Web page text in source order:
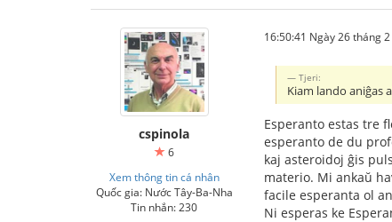
cspinola
6
Xem thông tin cá nhân
Quốc gia: Nước Tây-Ba-Nha
Tin nhắn: 230
16:50:41 Ngày 26 tháng
Tjeri:
Kiam lando aniĝas
Esperanto estas tre
esperanto de du
kaj asteroidoj ĝis
materio. Mi ankaŭ
facile esperanta ol
Ni esperas ke